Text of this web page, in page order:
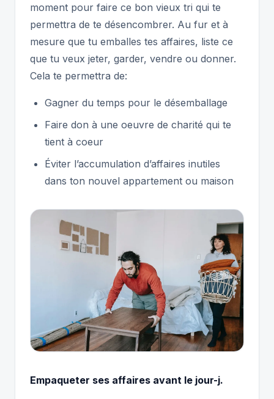
moment pour faire ce bon vieux tri qui te
permettra de te désencombrer. Au fur et à
mesure que tu emballes tes affaires, liste ce
que tu veux jeter, garder, vendre ou donner.
Cela te permettra de:
Gagner du temps pour le désemballage
Faire don à une oeuvre de charité qui te
tient à coeur
Éviter l’accumulation d’affaires inutiles
dans ton nouvel appartement ou maison
Empaqueter ses affaires avant le jour-j.